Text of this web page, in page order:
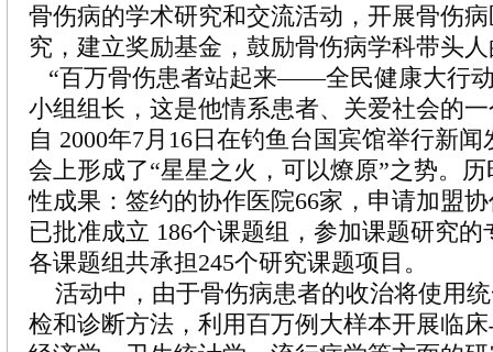
骨伤病的学术研究和交流活动，开展骨伤
究，建立奖励基金，鼓励骨伤病学科带头
“百万骨伤患者站起来——全民健康大行
小组组长，这是他情系患者、关爱社会的
自 2000年7月16日在钓鱼台国宾馆举行新
会上形成了“星星之火，可以燎原”之势。
性成果：签约的协作医院66家，申请加盟
已批准成立 186个课题组，参加课题研究的
各课题组共承担245个研究课题项目。
活动中，由于骨伤病患者的收治将使用
检和诊断方法，利用百万例大样本开展临